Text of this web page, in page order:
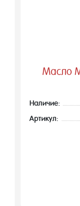
Масло
Наличие:
Артикул: